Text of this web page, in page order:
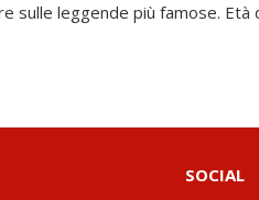
sulle leggende più famose. Età
SOCIAL